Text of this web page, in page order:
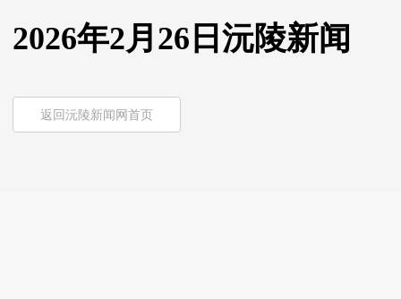
2026年2月26日沅陵新闻
返回沅陵新闻网首页